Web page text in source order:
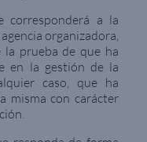
corresponderá a la
organizadora,
la prueba de que ha
en la gestión de la
caso, que ha
misma con carácter